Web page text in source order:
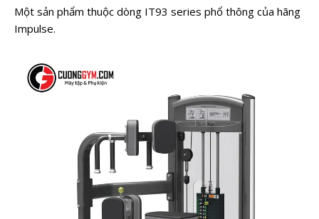
Một sản phẩm thuộc dòng IT93 series phổ thông của hãng
Impulse.